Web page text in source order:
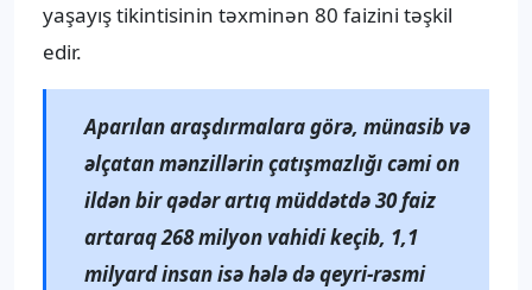
yaşayış tikintisinin təxminən 80 faizini təşkil
edir.
Aparılan araşdırmalara görə, münasib və
əlçatan mənzillərin çatışmazlığı cəmi on
ildən bir qədər artıq müddətdə 30 faiz
artaraq 268 milyon vahidi keçib, 1,1
milyard insan isə hələ də qeyri-rəsmi